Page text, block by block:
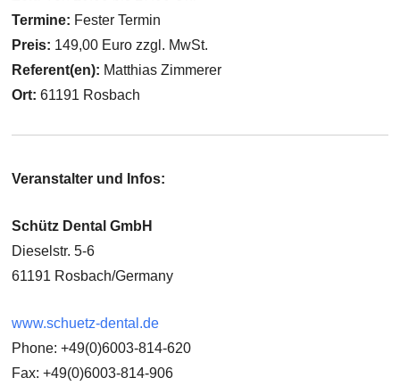
Termine: Fester Termin
Preis: 149,00 Euro zzgl. MwSt.
Referent(en): Matthias Zimmerer
Ort:61191 Rosbach
Veranstalter und Infos:
Schütz Dental GmbH
Dieselstr. 5-6
61191 Rosbach/Germany
www.schuetz-dental.de
Phone: +49(0)6003-814-620
Fax: +49(0)6003-814-906